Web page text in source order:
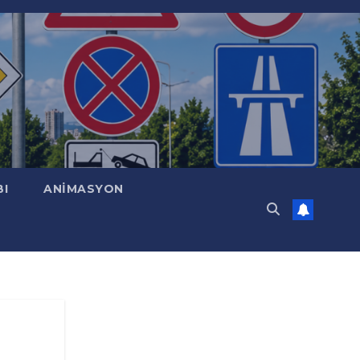
ANİMASYON